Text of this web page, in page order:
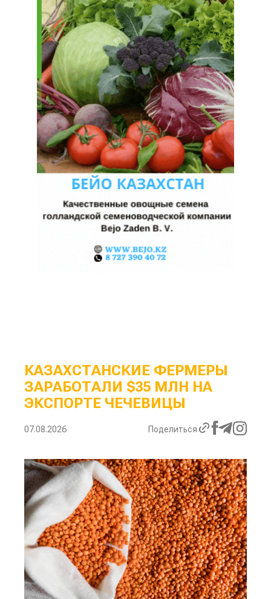
КАЗАХСТАНСКИЕ ФЕРМЕРЫ
ЗАРАБОТАЛИ $35 МЛН НА
ЭКСПОРТЕ ЧЕЧЕВИЦЫ
07.08.2026 Поделиться